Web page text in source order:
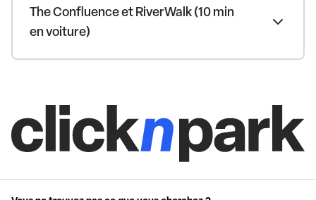
The Confluence et RiverWalk (10 min
en voiture)